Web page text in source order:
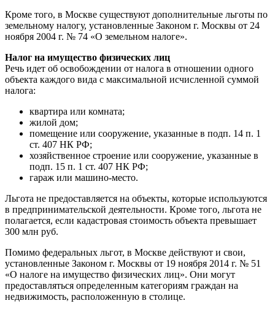
Кроме того, в Москве существуют дополнительные льготы по
земельному налогу, установленные Законом г. Москвы от 24
ноября 2004 г. № 74 «О земельном налоге».
Налог на имущество физических лиц
Речь идет об освобождении от налога в отношении одного
объекта каждого вида с максимальной исчисленной суммой
налога:
квартира или комната;
жилой дом;
помещение или сооружение, указанные в подп. 14 п. 1
ст. 407 НК РФ;
хозяйственное строение или сооружение, указанные в
подп. 15 п. 1 ст. 407 НК РФ;
гараж или машино-место.
Льгота не предоставляется на объекты, которые используются
в предпринимательской деятельности. Кроме того, льгота не
полагается, если кадастровая стоимость объекта превышает
300 млн руб.
Помимо федеральных льгот, в Москве действуют и свои,
установленные Законом г. Москвы от 19 ноября 2014 г. № 51
«О налоге на имущество физических лиц». Они могут
предоставляться определенным категориям граждан на
недвижимость, расположенную в столице.